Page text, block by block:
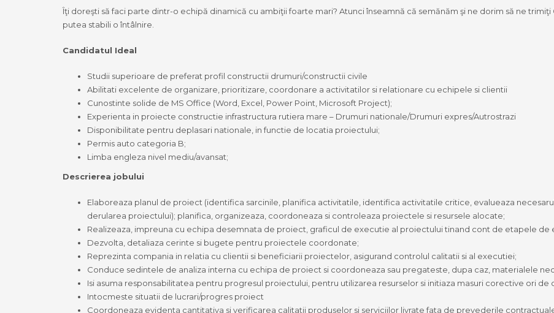
Îţi doreşti să faci parte dintr-o echipă dinamică cu ambiţii foarte mari? Atunci înseamnă că semănăm şi ne dorim să ne trimiţi
putea stabili o întâlnire.
Candidatul Ideal
Studii superioare de preferat profil constructii drumuri/constructii civile
Abilitati excelente de organizare, prioritizare, coordonare a activitatilor si relationare cu echipele si clientii
Cunostinte solide de MS Office (Word, Excel, Power Point, Microsoft Project);
Experienta in proiecte constructie infrastructura rutiera mare – Drumuri nationale/Drumuri expres/Autrostrazi
Disponibilitate pentru deplasari nationale, in functie de locatia proiectului;
Permis auto categoria B;
Limba engleza nivel mediu/avansat;
Descrierea jobului
Elaboreaza planul de proiect (identifica sarcinile, planifica activitatile, identifica activitatile critice, evalueaza
derularea proiectului); planifica, organizeaza, coordoneaza si controleaza proiectele si resursele alocate;
Realizeaza, impreuna cu echipa desemnata de proiect, graficul de executie al proiectului tinand cont de etapele de
Dezvolta, detaliaza cerinte si bugete pentru proiectele coordonate;
Reprezinta compania in relatia cu clientii si beneficiarii proiectelor, asigurand controlul calitatii si al executiei;
Conduce sedintele de analiza interna cu echipa de proiect si coordoneaza sau pregateste, dupa caz, materialele
Isi asuma responsabilitatea pentru progresul proiectului, pentru utilizarea resurselor si initiaza masuri corective ori de
Intocmeste situatii de lucrari/progres proiect
Coordoneaza evidenta cantitativa si verificarea calitatii produselor si serviciilor livrate fata de prevederile